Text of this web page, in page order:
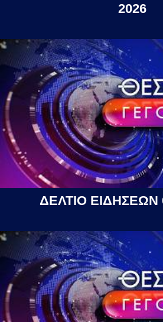
2026
ΔΕΛΤΙΟ ΕΙΔΗΣΕΩΝ